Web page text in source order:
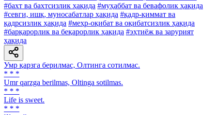
#бахт ва бахтсизлик ҳақида #муҳаббат ва бевафолик ҳақида
#севги, ишқ, муносабатлар ҳақида #қадр-қиммат ва
қадрсизлик ҳақида #меҳр-оқибат ва оқибатсизлик ҳақида
#барқарорлик ва беқарорлик ҳақида #эҳтиёж ва зарурият
ҳақида
Умр қарзга берилмас, Олтинга сотилмас.
* * *
Umr qarzga berilmas, Oltinga sotilmas.
* * *
Life is sweet.
* * *